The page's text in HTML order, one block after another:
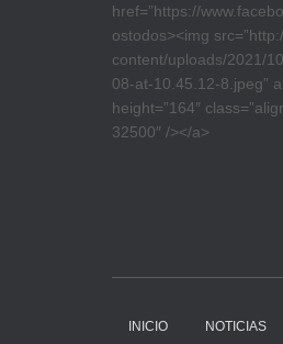
href=”https://
ostodos><img
content/uploads/2021/
08-at-10.45.12-8.jpeg”
height=”164″
32500″ /></a>
INICIO NOTICIAS